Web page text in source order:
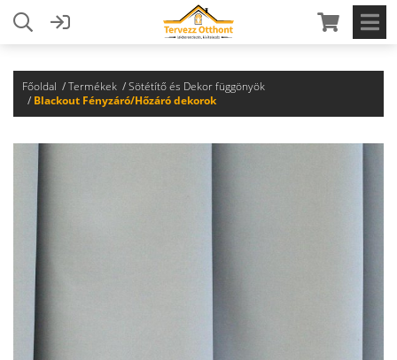
Főoldal Termékek
Sötétítő és Dekor függönyök
Blackout Fényzáró/Hőzáró dekorok